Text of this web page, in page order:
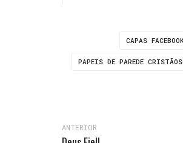
CAPAS
PAPEIS DE PAREDE CRISTÃOS
ANTERIOR